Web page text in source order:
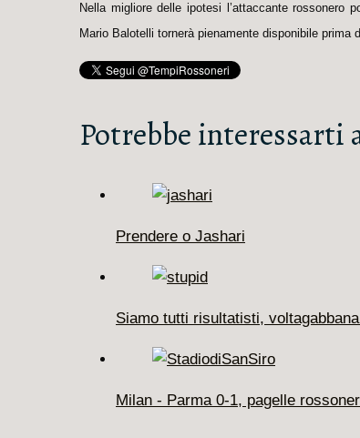
Nella migliore delle ipotesi l’attaccante rossonero
Mario Balotelli tornerà pienamente disponibile prima
Potrebbe interessarti
Prendere o Jashari
Siamo tutti risultatisti,
Milan - Parma 0-1, pagelle